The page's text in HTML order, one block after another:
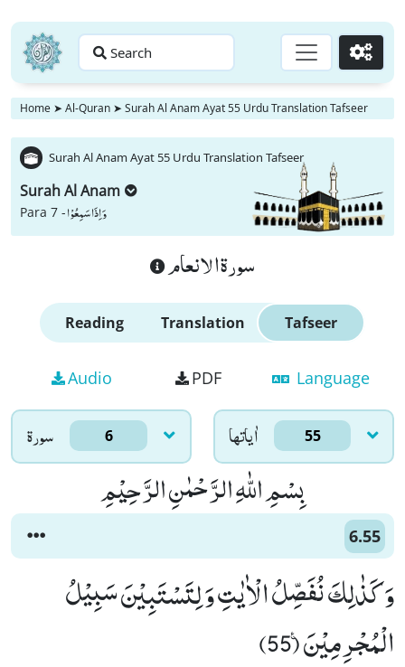
Search Go
Home ➤ Al-Quran ➤ Surah Al Anam Ayat 55 Urdu Translation Tafseer
Surah Al Anam Ayat 55 Urdu Translation Tafseer
Surah Al Anam
Para 7 -وَ اِذَا سَمِعُوْا
سورة الانعام
Reading Translation Tafseer
Audio PDF Language
سورۃ 6 اٰياتها 55
بِسْمِ اللّٰهِ الرَّحْمٰنِ الرَّحِیْمِ
6.55
وَ كَذٰلِكَ نُفَصِّلُ الْاٰیٰتِ وَ لِتَسْتَبِیْنَ سَبِیْلُ
الْمُجْرِمِیْنَ۠ (55)